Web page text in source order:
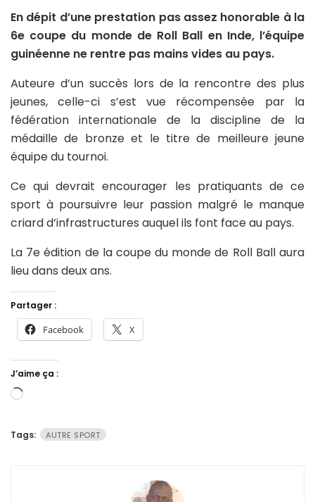
En dépit d’une prestation pas assez honorable à la
6e coupe du monde de Roll Ball en Inde, l’équipe
guinéenne ne rentre pas mains vides au pays.
Auteure d’un succès lors de la rencontre des plus
jeunes, celle-ci s’est vue récompensée par la
fédération internationale de la discipline de la
médaille de bronze et le titre de meilleure jeune
équipe du tournoi.
Ce qui devrait encourager les pratiquants de ce
sport à poursuivre leur passion malgré le manque
criard d’infrastructures auquel ils font face au pays.
La 7e édition de la coupe du monde de Roll Ball aura
lieu dans deux ans.
Partager :
Facebook X
J’aime ça :
Chargement…
Tags: AUTRE SPORT